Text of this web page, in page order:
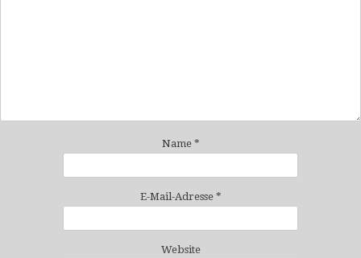
Name *
E-Mail-Adresse *
Website